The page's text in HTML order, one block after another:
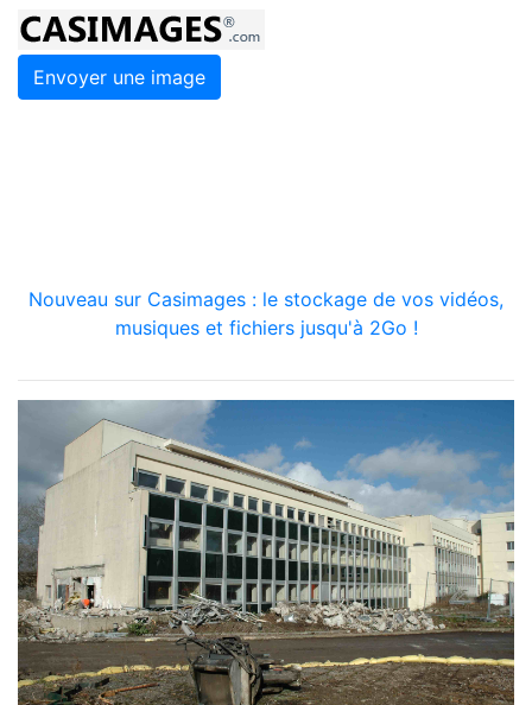
Envoyer une image
Nouveau sur Casimages : le stockage de vos vidéos,
musiques et fichiers jusqu'à 2Go !